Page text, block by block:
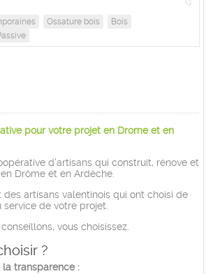
Ossature bois
Bois
pour votre projet en Drome et en
d’artisans qui construit, rénove et
Drôme et en Ardèche.
des artisans valentinois qui ont choisi de
de votre projet.
vous choisissez.
?
la transparence :